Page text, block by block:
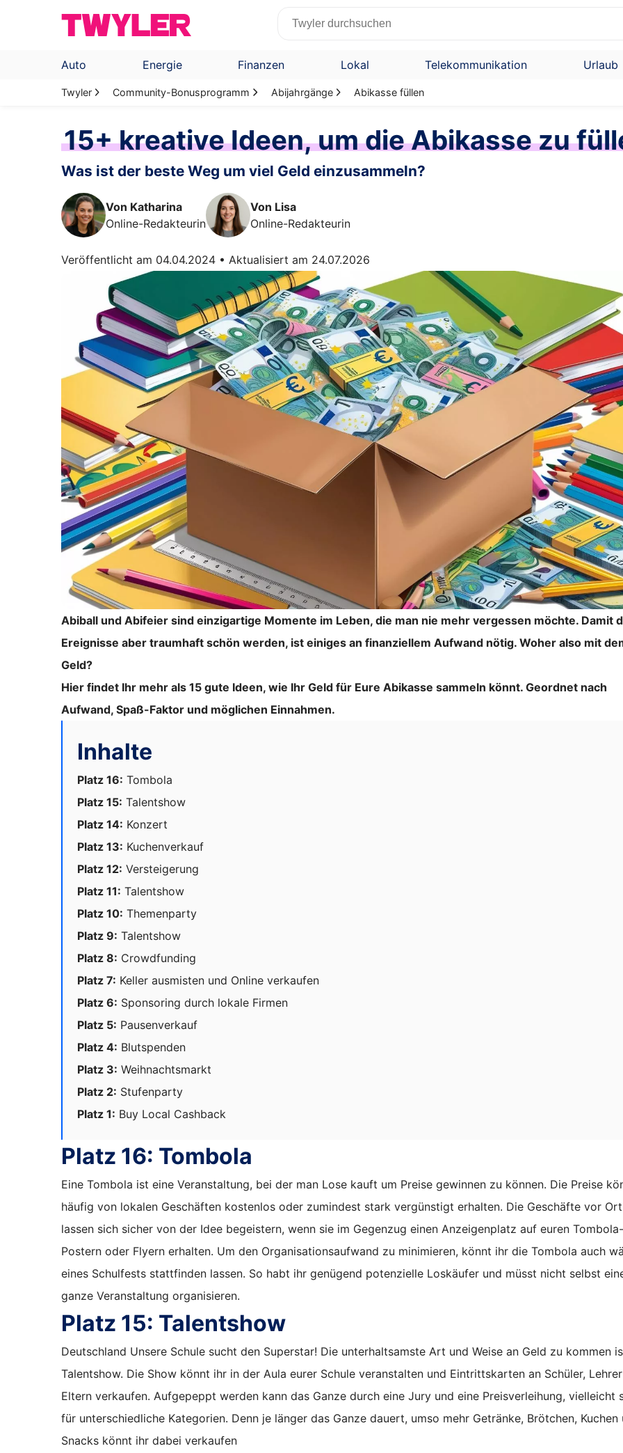
Auto Energie Finanzen Lokal Telekommunikation Urlaub
Twyler Community-Bonusprogramm Abijahrgänge Abikasse füllen
15+ kreative Ideen, um die Abikasse zu
Was ist der beste Weg um viel Geld einzusammeln?
Von Katharina
Online-Redakteurin
Von Lisa
Online-Redakteurin
Veröffentlicht am 04.04.2024 • Aktualisiert am 24.07.2026
Abiball und Abifeier sind einzigartige Momente im Leben, die man nie mehr vergessen möchte. Damit
Ereignisse aber traumhaft schön werden, ist einiges an finanziellem Aufwand nötig. Woher also mit
Geld?
Hier findet Ihr mehr als 15 gute Ideen, wie Ihr Geld für Eure Abikasse sammeln könnt. Geordnet nach
Aufwand, Spaß-Faktor und möglichen Einnahmen.
Inhalte
Platz 16: Tombola
Platz 15: Talentshow
Platz 14: Konzert
Platz 13: Kuchenverkauf
Platz 12: Versteigerung
Platz 11: Talentshow
Platz 10: Themenparty
Platz 9: Talentshow
Platz 8: Crowdfunding
Platz 7: Keller ausmisten und Online verkaufen
Platz 6: Sponsoring durch lokale Firmen
Platz 5: Pausenverkauf
Platz 4: Blutspenden
Platz 3: Weihnachtsmarkt
Platz 2: Stufenparty
Platz 1: Buy Local Cashback
Platz 16: Tombola
Eine Tombola ist eine Veranstaltung, bei der man Lose kauft um Preise gewinnen zu können. Die Preise
häufig von lokalen Geschäften kostenlos oder zumindest stark vergünstigt erhalten. Die Geschäfte vor
lassen sich sicher von der Idee begeistern, wenn sie im Gegenzug einen Anzeigenplatz auf euren Tombola-
Postern oder Flyern erhalten. Um den Organisationsaufwand zu minimieren, könnt ihr die Tombola auch
eines Schulfests stattfinden lassen. So habt ihr genügend potenzielle Loskäufer und müsst nicht selbst
ganze Veranstaltung organisieren.
Platz 15: Talentshow
Deutschland Unsere Schule sucht den Superstar! Die unterhaltsamste Art und Weise an Geld zu kommen
Talentshow. Die Show könnt ihr in der Aula eurer Schule veranstalten und Eintrittskarten an Schüler,
Eltern verkaufen. Aufgepeppt werden kann das Ganze durch eine Jury und eine Preisverleihung, vielleicht
für unterschiedliche Kategorien. Denn je länger das Ganze dauert, umso mehr Getränke, Brötchen, Kuchen
Snacks könnt ihr dabei verkaufen